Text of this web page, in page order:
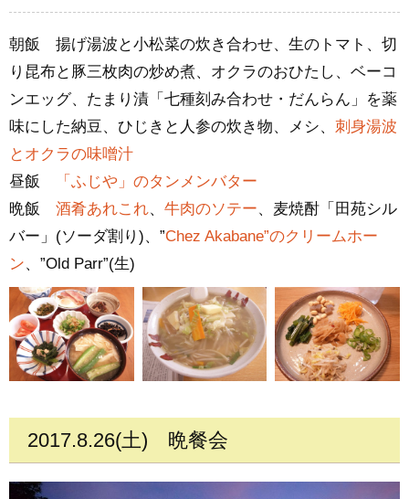
朝飯 揚げ湯波と小松菜の炊き合わせ、生のトマト、切
り昆布と豚三枚肉の炒め煮、オクラのおひたし、ベーコ
ンエッグ、たまり漬「七種刻み合わせ・だんらん」を薬
味にした納豆、ひじきと人参の炊き物、メシ、 刺身湯波
とオクラの味噌汁
昼飯
「ふじや」のタンメンバター
晩飯 酒肴あれこれ、 牛肉のソテー、麦焼酎「田苑シル
バー」(ソーダ割り)、”Chez Akabane”のクリームホー
ン、”Old Parr”(生)
2017.8.26(土) 晩餐会